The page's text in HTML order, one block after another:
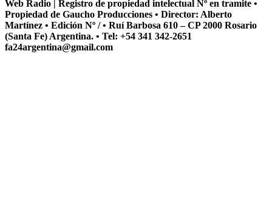
Web Radio | Registro de propiedad intelectual Nº en tramite •
Propiedad de Gaucho Producciones • Director: Alberto
Martínez • Edición Nº / • Ruí Barbosa 610 – CP 2000 Rosario
(Santa Fe) Argentina. • Tel: +54 341 342-2651
fa24argentina@gmail.com